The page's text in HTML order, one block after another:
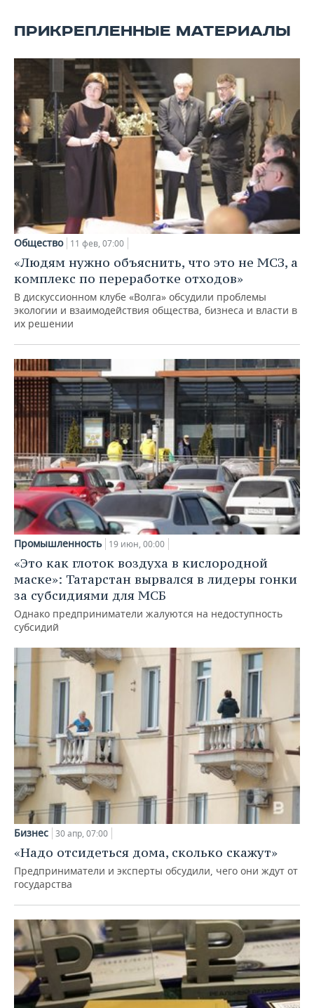
ПРИКРЕПЛЕННЫЕ МАТЕРИАЛЫ
Общество 11 фев, 07:00
«Людям нужно объяснить, что это не МСЗ, а
комплекс по переработке отходов»
В дискуссионном клубе «Волга» обсудили проблемы
экологии и взаимодействия общества, бизнеса и власти в
их решении
Промышленность 19 июн, 00:00
«Это как глоток воздуха в кислородной
маске»: Татарстан вырвался в лидеры гонки
за субсидиями для МСБ
Однако предприниматели жалуются на недоступность
субсидий
Бизнес 30 апр, 07:00
«Надо отсидеться дома, сколько скажут»
Предприниматели и эксперты обсудили, чего они ждут от
государства